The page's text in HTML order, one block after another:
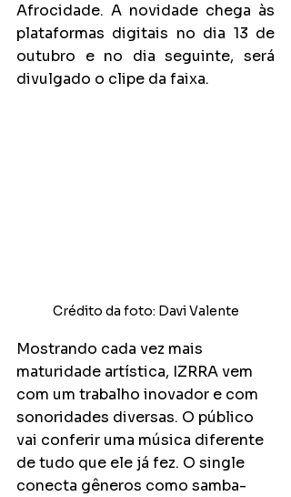
Afrocidade. A novidade chega às
plataformas digitais no dia 13 de
outubro e no dia seguinte, será
divulgado o clipe da faixa.
Crédito da foto: Davi Valente
Mostrando cada vez mais
maturidade artística, IZRRA vem
com um trabalho inovador e com
sonoridades diversas. O público
vai conferir uma música diferente
de tudo que ele já fez. O single
conecta gêneros como samba-